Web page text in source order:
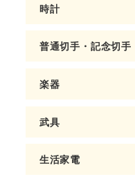
時計
普通切手・記念切手
楽器
武具
生活家電